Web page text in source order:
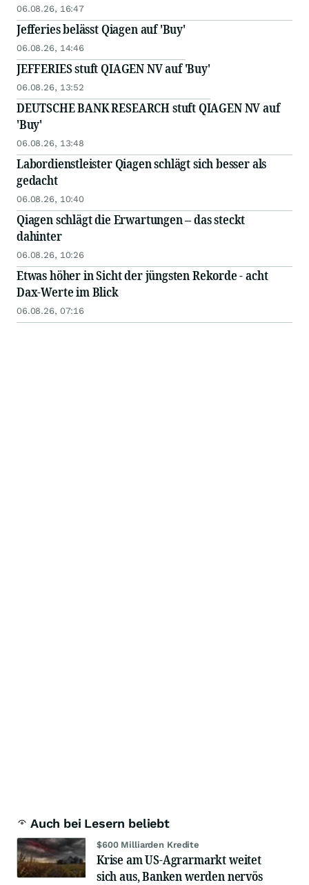
06.08.26, 16:47
Jefferies belässt Qiagen auf 'Buy'
06.08.26, 14:46
JEFFERIES stuft QIAGEN NV auf 'Buy'
06.08.26, 13:52
DEUTSCHE BANK RESEARCH stuft QIAGEN NV auf
'Buy'
06.08.26, 13:48
Labordienstleister Qiagen schlägt sich besser als
gedacht
06.08.26, 10:40
Qiagen schlägt die Erwartungen – das steckt
dahinter
06.08.26, 10:26
Etwas höher in Sicht der jüngsten Rekorde - acht
Dax-Werte im Blick
06.08.26, 07:16
Auch bei Lesern beliebt
$600 Milliarden Kredite
Krise am US-Agrarmarkt weitet
sich aus, Banken werden nervös